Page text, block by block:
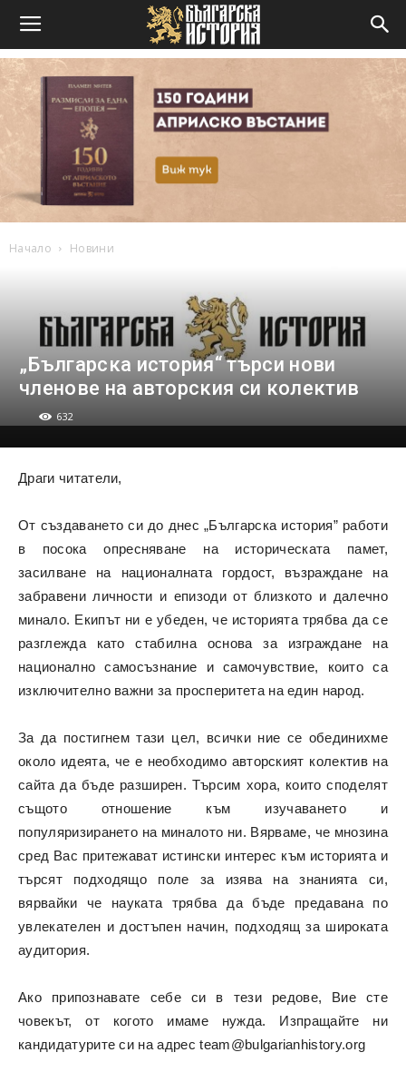
Начало Новини
„Българска история“ търси нови
членове на авторския си колектив
632
Драги читатели,
От създаването си до днес „Българска история” работи
в посока опресняване на историческата памет,
засилване на националната гордост, възраждане на
забравени личности и епизоди от близкото и далечно
минало. Екипът ни е убеден, че историята трябва да се
разглежда като стабилна основа за изграждане на
национално самосъзнание и самочувствие, които са
изключително важни за просперитета на един народ.
За да постигнем тази цел, всички ние се обединихме
около идеята, че е необходимо авторският колектив на
сайта да бъде разширен. Търсим хора, които споделят
същото отношение към изучаването и
популяризирането на миналото ни. Вярваме, че мнозина
сред Вас притежават истински интерес към историята и
търсят подходящо поле за изява на знанията си,
вярвайки че науката трябва да бъде предавана по
увлекателен и достъпен начин, подходящ за широката
аудитория.
Ако припознавате себе си в тези редове, Вие сте
човекът, от когото имаме нужда. Изпращайте ни
кандидатурите си на адресteam@bulgarianhistory.org